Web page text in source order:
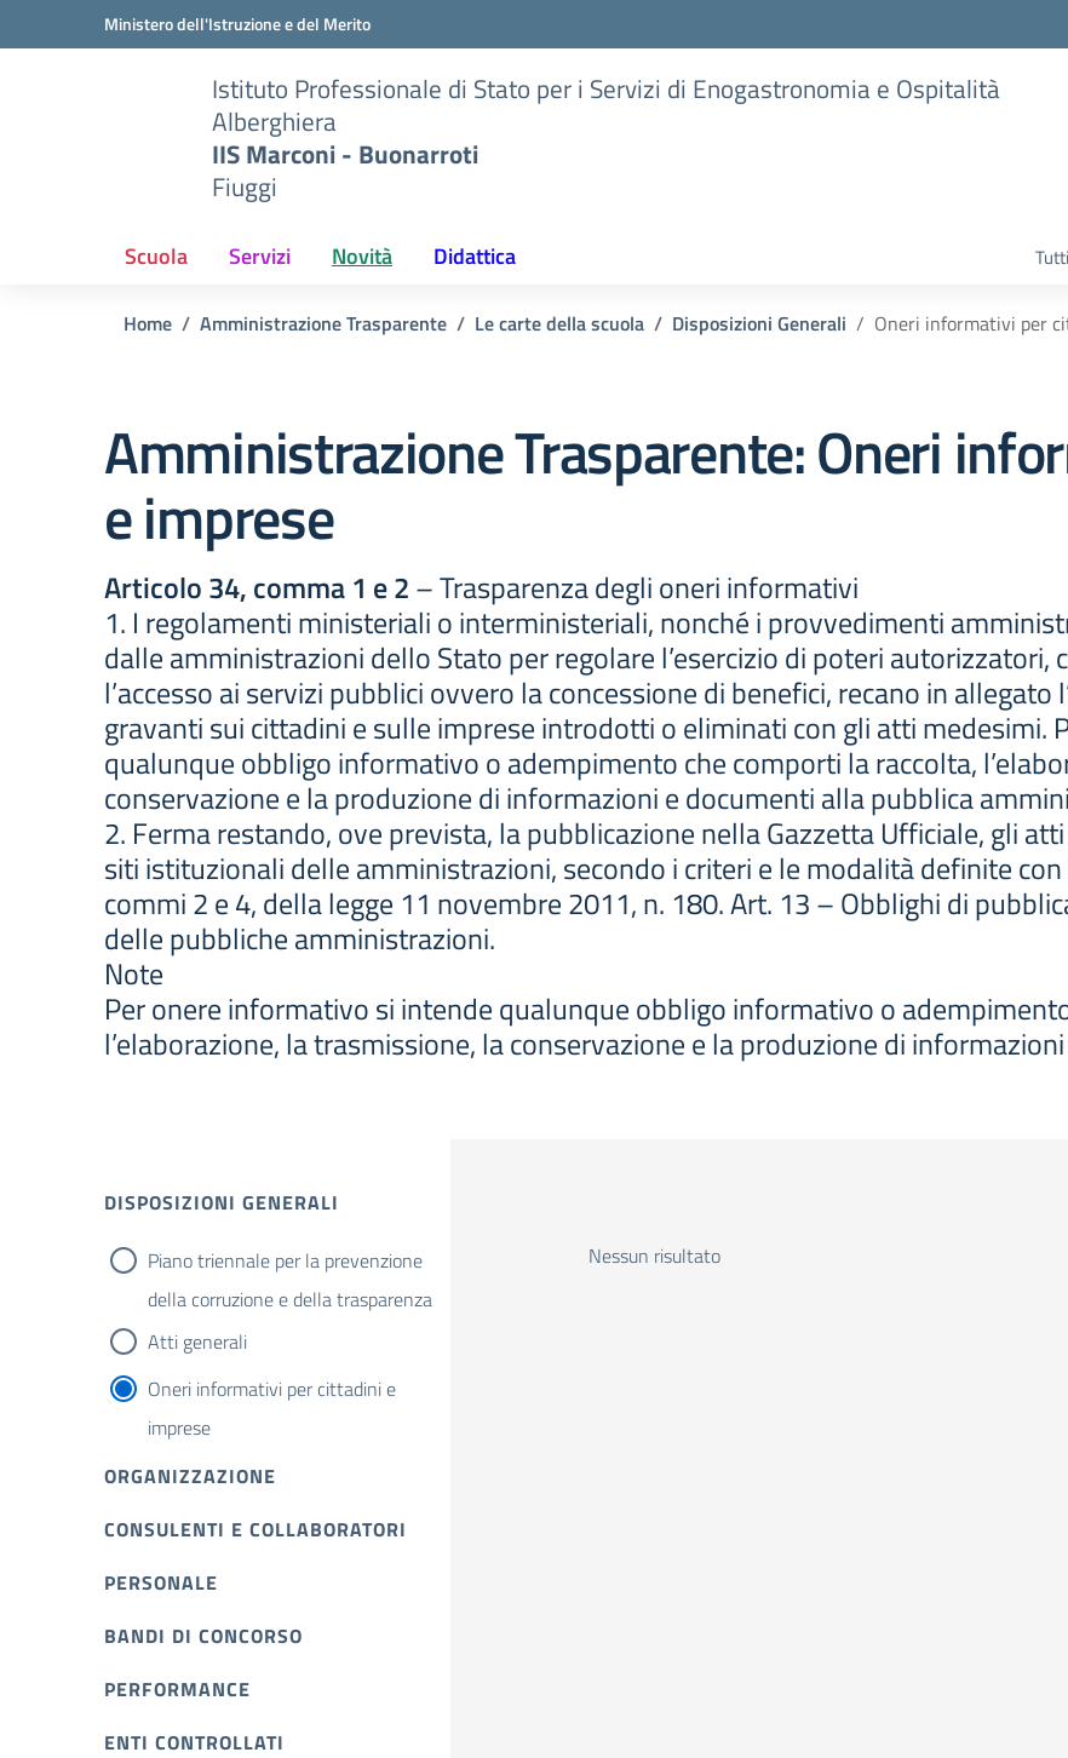
Vai ai contenuti
Vai al menu di navigazioneMinistero dell'Istruzione e del Merito
Istituto Professionale di Stato per i Servizi di Enogastronomia e Ospitalità
Alberghiera
IIS Marconi - Buonarroti
Fiuggi
Scuola Servizi Novità Didattica
Home Amministrazione Trasparente Le carte della scuola Disposizioni Generali Oneri informativi per
Amministrazione Trasparente:Oneri
e imprese
Articolo 34, comma 1 e 2– Trasparenza degli oneri informativi
1. I regolamenti ministeriali o interministeriali, nonché i provvedimenti
dalle amministrazioni dello Stato per regolare l’esercizio di poteri autorizzatori,
l’accesso ai servizi pubblici ovvero la concessione di benefici, recano in
gravanti sui cittadini e sulle imprese introdotti o eliminati con gli atti medesimi.
qualunque obbligo informativo o adempimento che comporti la raccolta,
conservazione e la produzione di informazioni e documenti alla pubblica
2. Ferma restando, ove prevista, la pubblicazione nella Gazzetta Ufficiale, gli
siti istituzionali delle amministrazioni, secondo i criteri e le modalità definite
commi 2 e 4, della legge 11 novembre 2011, n. 180. Art. 13 – Obblighi di
delle pubbliche amministrazioni.
Note
Per onere informativo si intende qualunque obbligo informativo o
l’elaborazione, la trasmissione, la conservazione e la produzione di
DISPOSIZIONI GENERALI
Piano triennale per la prevenzione
della corruzione e della trasparenza
Atti generali
Oneri informativi per cittadini e
imprese
ORGANIZZAZIONE
CONSULENTI E COLLABORATORI
PERSONALE
BANDI DI CONCORSO
PERFORMANCE
ENTI CONTROLLATI
Nessun risultato